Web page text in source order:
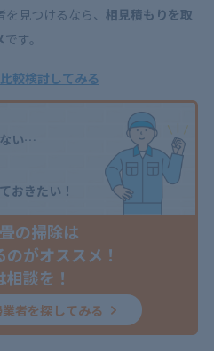
見つけるなら、 相見積もりを取
です。
較検討してみる
い…
おきたい！
の掃除は
がオススメ！
相談を！
者を探してみる